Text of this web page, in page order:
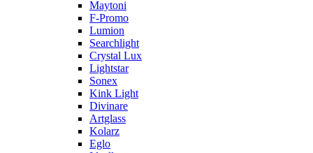
Maytoni
F-Promo
Lumion
Searchlight
Crystal Lux
Lightstar
Sonex
Kink Light
Divinare
Artglass
Kolarz
Eglo